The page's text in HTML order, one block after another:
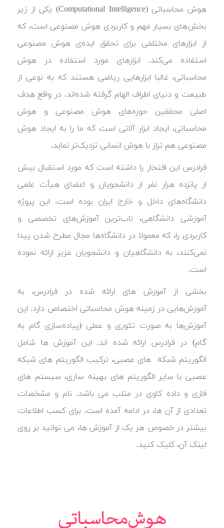
هوش محاسباتی (Computational Intelligence) یکی از زیر
بخش‌های بسیار مهم و کاربردی هوش مصنوعی است، که
از ابزارهای مختلفی برای تحقق ایده‌ی هوش مصنوعی
استفاده می‌کند. ابزارهای مورد استفاده در هوش
محاسباتی، غالبا ابزارهایی ریاضی هستند که به نوعی از
طبیعت و دنیای اطراف الهام گرفته شده‌اند. در واقع هدف
اصلی محققین حوزه‌های هوش مصنوعی و هوش
محاسباتی، ایجاد ابزار آلاتی است که ما را به ایجاد هوش
مصنوعی هم تراز با هوش انسانی نزدیک‌تر نماید.
فرادرس این افتخار را داشته است که مورد استقبال بیش
از پانزده هزار نفر از دانشجویان و اعضای هیأت علمی
دانشگاه‌های داخل و خارج ایران بوده است. این پروژه
آموزشی دانشگاهی، ناب‌ترین آموزش‌های تخصصی و
کاربردی را، که معمولا در دانشگاه‌ها مجال مطرح شدن پیدا
نمی‌کنند، به دانشگاهیان و دانشجویان عزیز ارائه نموده‌
است.
بخشی از آموزش های ارائه شده در فرادرس، به
آموزش‌هایی در زمینه هوش محاسباتی اختصاص دارد. این
آموزش‌ها به صورت تئوری و عملی (پیاده‌سازی گام به
گام) در فرادرس ارائه شده اند. این آموزش ها شامل
الگوریتم شبکه های عصبی، ترکیب الگوریتم های شبکه
عصبی با سایر الگوریتم های بهینه سازی، سیستم های
فازی و داده کاوی در متلب می باشد. نام و مشخصات
تعدادی از آن ها، در ادامه آمده است. برای کسب اطلاعات
بیشتر در خصوص هر یک از آموزش ها، می توانید بر روی
لینک آن، کلیک کنید.